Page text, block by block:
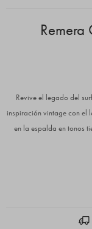
Revive el legado del
inspiración vintage con el
en la espalda en tonos